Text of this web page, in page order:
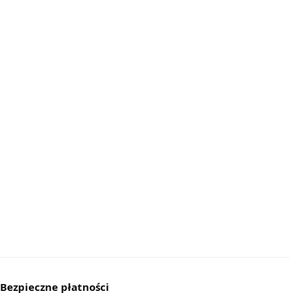
Bezpieczne płatności